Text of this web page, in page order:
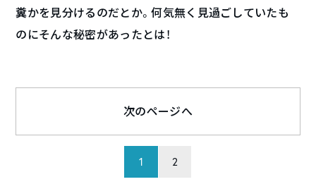
糞かを見分けるのだとか。何気無く見過ごしていたも
のにそんな秘密があったとは！
1 2
次のページへ